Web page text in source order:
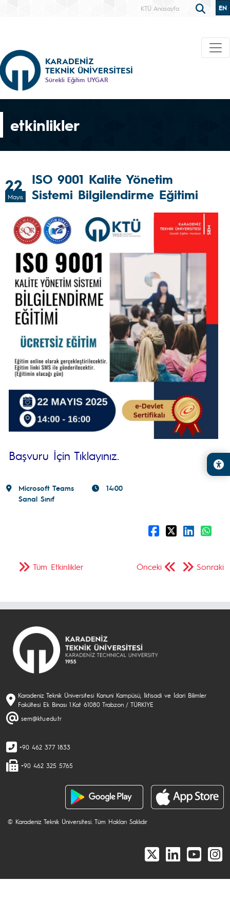
KTÜ Anasayfa EN
KARADENİZ
TEKNİK ÜNİVERSİTESİ
Sürekli Eğitim UYGAR
etkinlikler
22
Mayıs
ISO 9001 Kalite Yönetim
Sistemi Bilgilendirme Eğitimi
Başvuru İçin Tıklayınız.
Microsoft Teams
Sanal Sınıf
14:00
Önceki Sonraki
Tüm Etkinlikler
Karadeniz Teknik Üniversitesi Kanuni Kampüsü, İktisadi ve İdari Bilimler
Fakültesi Ek Binası 1.Kat 61080 Trabzon / TÜRKİYE
sem@ktu.edu.tr
+90 462 377 1833
+90 462 325 5765
© Karadeniz Teknik Üniversitesi. Tüm Hakları Saklıdır